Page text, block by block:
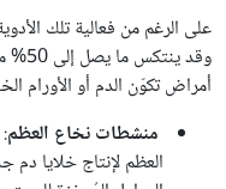
على الرغم من فعالية تلك
وقد
أمراض تكوّن الدم أو الأورام
منشطاتنخاع العظم
العظم لإنتاج خلايا